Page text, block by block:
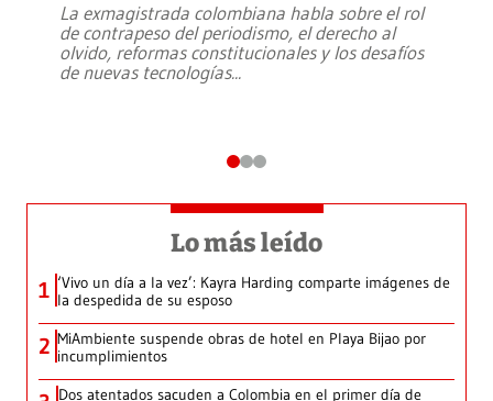
La exmagistrada colombiana habla sobre el rol
de contrapeso del periodismo, el derecho al
olvido, reformas constitucionales y los desafíos
de nuevas tecnologías...
Lo más leído
1 ‘Vivo un día a la vez’: Kayra Harding comparte imágenes de
la despedida de su esposo
2 MiAmbiente suspende obras de hotel en Playa Bijao por
incumplimientos
Dos atentados sacuden a Colombia en el primer día de